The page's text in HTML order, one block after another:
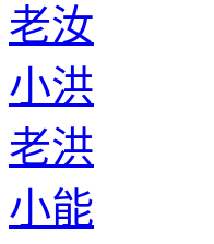
老汝
小洪
老洪
小能